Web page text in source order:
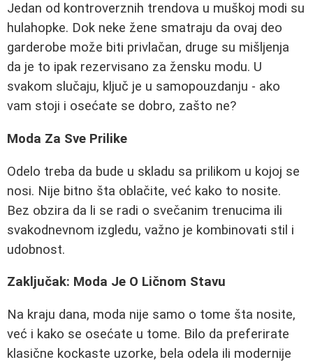
Jedan od kontroverznih trendova u muškoj modi su
hulahopke. Dok neke žene smatraju da ovaj deo
garderobe može biti privlačan, druge su mišljenja
da je to ipak rezervisano za žensku modu. U
svakom slučaju, ključ je u samopouzdanju - ako
vam stoji i osećate se dobro, zašto ne?
Moda Za Sve Prilike
Odelo treba da bude u skladu sa prilikom u kojoj se
nosi. Nije bitno šta oblačite, već kako to nosite.
Bez obzira da li se radi o svečanim trenucima ili
svakodnevnom izgledu, važno je kombinovati stil i
udobnost.
Zaključak: Moda Je O Ličnom Stavu
Na kraju dana, moda nije samo o tome šta nosite,
već i kako se osećate u tome. Bilo da preferirate
klasične kockaste uzorke, bela odela ili modernije